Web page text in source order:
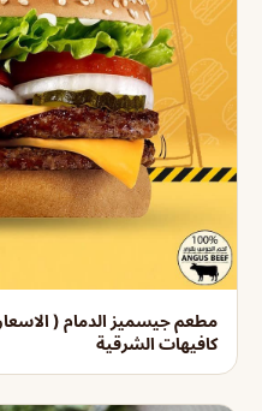
مطعم جيسميز الدمام (
كافيهات الشرقية